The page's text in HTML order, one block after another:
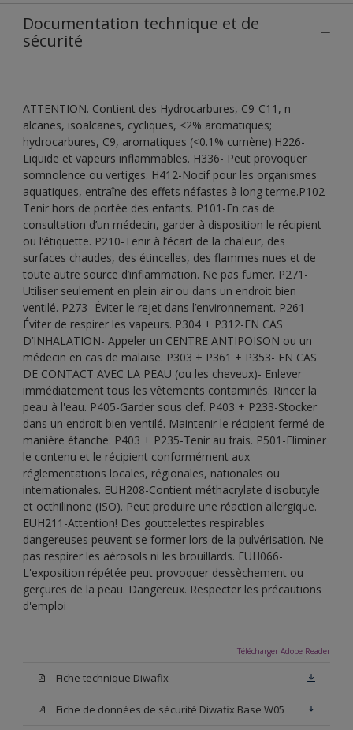
Documentation technique et de
sécurité
ATTENTION. Contient des Hydrocarbures, C9-C11, n-
alcanes, isoalcanes, cycliques, <2% aromatiques;
hydrocarbures, C9, aromatiques (<0.1% cumène).H226-
Liquide et vapeurs inflammables. H336- Peut provoquer
somnolence ou vertiges. H412-Nocif pour les organismes
aquatiques, entraîne des effets néfastes à long terme.P102-
Tenir hors de portée des enfants. P101-En cas de
consultation d’un médecin, garder à disposition le récipient
ou l’étiquette. P210-Tenir à l’écart de la chaleur, des
surfaces chaudes, des étincelles, des flammes nues et de
toute autre source d’inflammation. Ne pas fumer. P271-
Utiliser seulement en plein air ou dans un endroit bien
ventilé. P273- Éviter le rejet dans l’environnement. P261-
Éviter de respirer les vapeurs. P304 + P312-EN CAS
D’INHALATION- Appeler un CENTRE ANTIPOISON ou un
médecin en cas de malaise. P303 + P361 + P353- EN CAS
DE CONTACT AVEC LA PEAU (ou les cheveux)- Enlever
immédiatement tous les vêtements contaminés. Rincer la
peau à l'eau. P405-Garder sous clef. P403 + P233-Stocker
dans un endroit bien ventilé. Maintenir le récipient fermé de
manière étanche. P403 + P235-Tenir au frais. P501-Eliminer
le contenu et le récipient conformément aux
réglementations locales, régionales, nationales ou
internationales. EUH208-Contient méthacrylate d'isobutyle
et octhilinone (ISO). Peut produire une réaction allergique.
EUH211-Attention! Des gouttelettes respirables
dangereuses peuvent se former lors de la pulvérisation. Ne
pas respirer les aérosols ni les brouillards. EUH066-
L'exposition répétée peut provoquer dessèchement ou
gerçures de la peau. Dangereux. Respecter les précautions
d'emploi
Télécharger Adobe Reader
Fiche technique Diwafix
Fiche de données de sécurité Diwafix Base W05